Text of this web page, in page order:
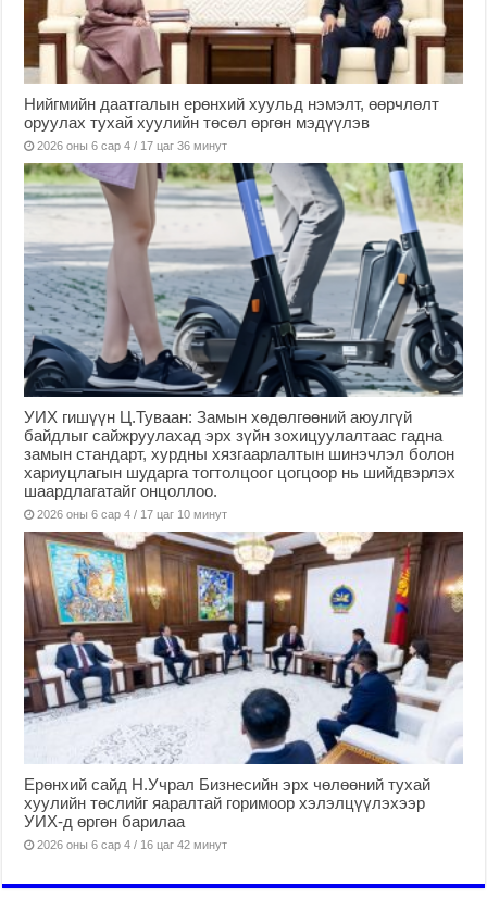
Нийгмийн даатгалын ерөнхий хуульд нэмэлт, өөрчлөлт
оруулах тухай хуулийн төсөл өргөн мэдүүлэв
2026 оны 6 сар 4 / 17 цаг 36 минут
УИХ гишүүн Ц.Туваан: Замын хөдөлгөөний аюулгүй
байдлыг сайжруулахад эрх зүйн зохицуулалтаас гадна
замын стандарт, хурдны хязгаарлалтын шинэчлэл болон
хариуцлагын шударга тогтолцоог цогцоор нь шийдвэрлэх
шаардлагатайг онцоллоо.
2026 оны 6 сар 4 / 17 цаг 10 минут
Ерөнхий сайд Н.Учрал Бизнесийн эрх чөлөөний тухай
хуулийн төслийг яаралтай горимоор хэлэлцүүлэхээр
УИХ-д өргөн барилаа
2026 оны 6 сар 4 / 16 цаг 42 минут